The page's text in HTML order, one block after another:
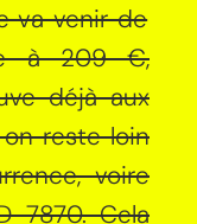
va venir de
à 209 €,
déjà aux
reste loin
voire
7870. Cela